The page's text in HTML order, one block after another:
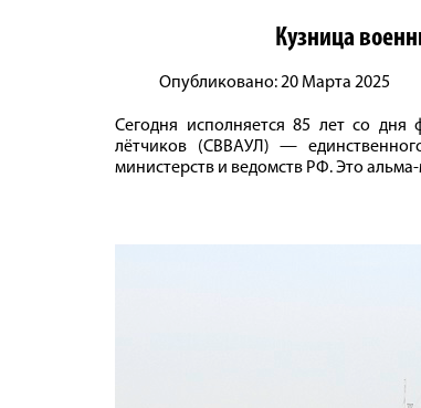
Кузница
Опубликовано: 20 Марта 2025
Сегодня исполняется 85 лет со
лётчиков (СВВАУЛ) —
министерств и ведомств РФ. Это